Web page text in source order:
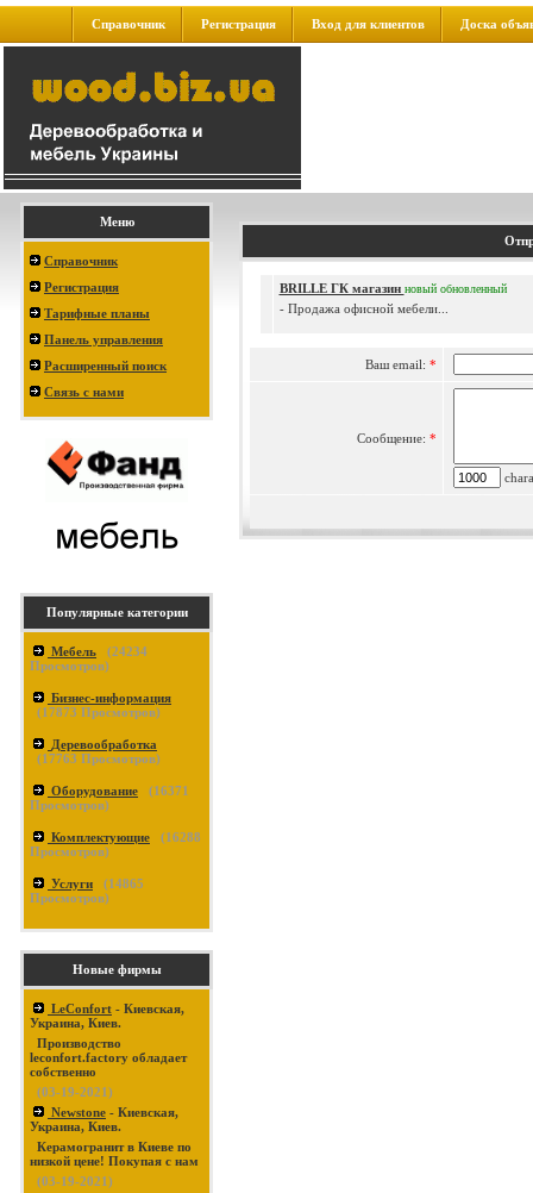
Справочник Регистрация Вход для клиентов Доска
Меню
Справочник
Регистрация
Тарифные планы
Панель управления
Расширенный поиск
Связь с нами
Популярные категории
Мебель (24234
Просмотров)
Бизнес-информация
(17873 Просмотров)
Деревообработка
(17763 Просмотров)
Оборудование (16371
Просмотров)
Комплектующие (16288
Просмотров)
Услуги (14865
Просмотров)
Новые фирмы
LeConfort - Киевская,
Украина, Киев.
Производство
leconfort.factory обладает
собственно
(03-19-2021)
Newstone - Киевская,
Украина, Киев.
Керамогранит в Киеве по
низкой цене! Покупая с нам
(03-19-2021)
BRILLE ГК магазин новый обновленный
- Продажа офисной мебели...
Ваш email: *
Сообщение: *